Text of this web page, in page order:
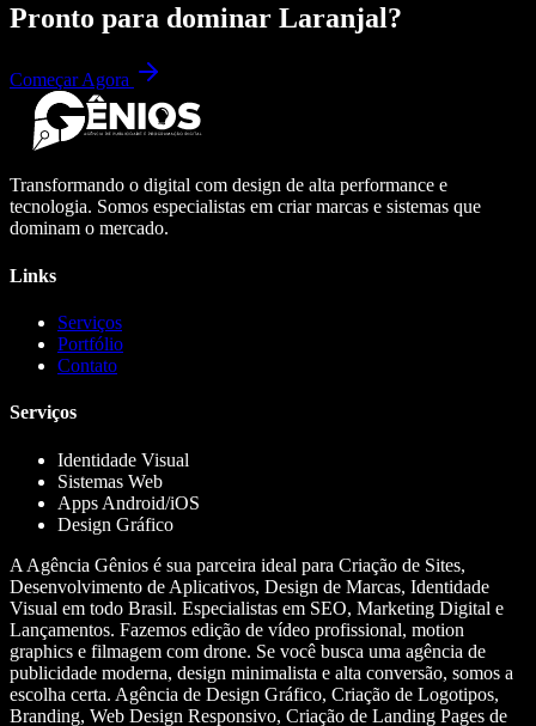
Pronto para dominar Laranjal?
Começar Agora
Transformando o digital com design de alta performance e
tecnologia. Somos especialistas em criar marcas e sistemas que
dominam o mercado.
Links
Serviços
Portfólio
Contato
Serviços
Identidade Visual
Sistemas Web
Apps Android/iOS
Design Gráfico
A Agência Gênios é sua parceira ideal para Criação de Sites,
Desenvolvimento de Aplicativos, Design de Marcas, Identidade
Visual em todo Brasil. Especialistas em SEO, Marketing Digital e
Lançamentos. Fazemos edição de vídeo profissional, motion
graphics e filmagem com drone. Se você busca uma agência de
publicidade moderna, design minimalista e alta conversão, somos a
escolha certa. Agência de Design Gráfico, Criação de Logotipos,
Branding, Web Design Responsivo, Criação de Landing Pages de